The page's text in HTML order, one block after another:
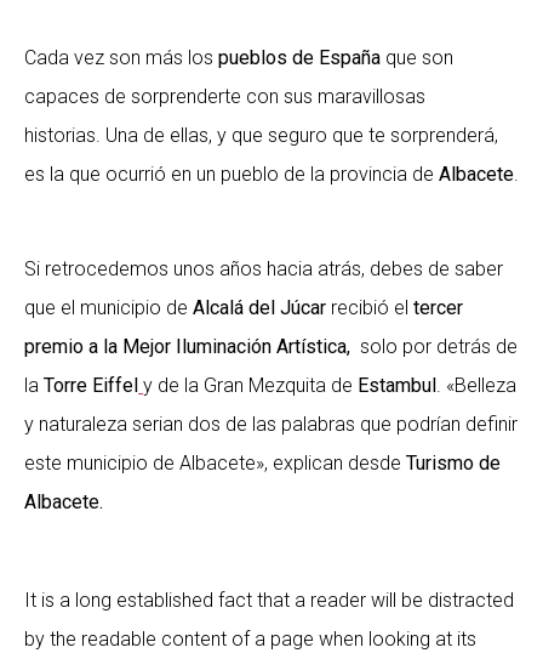
Cada vez son más los pueblos de España que son
capaces de sorprenderte con sus maravillosas
historias. Una de ellas, y que seguro que te sorprenderá,
es la que ocurrió en un pueblo de la provincia de Albacete
Si retrocedemos unos años hacia atrás, debes de saber
que el municipio de Alcalá del Júcar recibió el tercer
premio a la Mejor Iluminación Artística, solo por detrás de
la Torre Eiffel y de la Gran Mezquita de Estambul. «Belleza
y naturaleza serian dos de las palabras que podrían definir
este municipio de Albacete», explican desde Turismo de
Albacete.
It is a long established fact that a reader will be distracted
by the readable content of a page when looking at its